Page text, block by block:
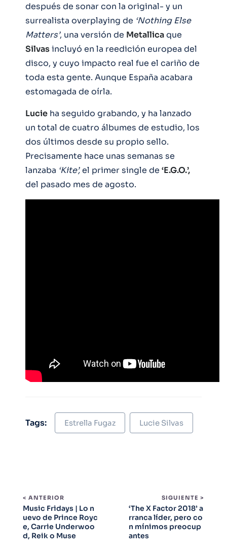
después de sonar con la original- y un
surrealista overplaying de ‘Nothing Else
Matters’, una versión de Metallicaque
Silvasincluyó en la reedición europea del
disco, y cuyo impacto real fue el cariño de
toda esta gente. Aunque España acabara
estomagada de oírla.
Lucie ha seguido grabando, y ha lanzado
un total de cuatro álbumes de estudio, los
dos últimos desde su propio sello.
Precisamente hace unas semanas se
lanzaba ‘Kite’,el primer single de ‘E.G.O.’,
del pasado mes de agosto.
Tags: Estrella Fugaz Lucie Silvas
< ANTERIOR
Music Fridays | Lo n
uevo de Prince Royc
e, Carrie Underwoo
d, Reik o Muse
SIGUIENTE >
‘The X Factor 2018’ a
rranca líder, pero co
n mínimos preocup
antes